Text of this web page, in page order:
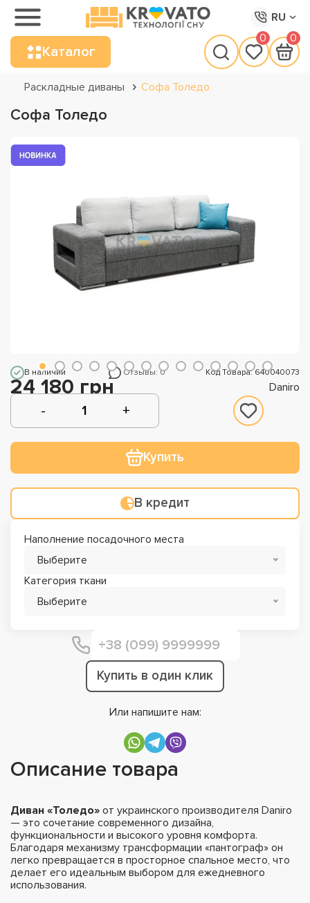
RU
Каталог
0 0
Раскладные диваны Софа Толедо
Софа Толедо
В наличии Отзывы: 0 Код Товара: 640040073
24 180 грн Daniro
Купить
В кредит
Наполнение посадочного места
Выберите
Категория ткани
Выберите
Купить в один клик
Или напишите нам:
Описание товара
Диван «Толедо» от украинского производителя Daniro
— это сочетание современного дизайна,
функциональности и высокого уровня комфорта.
Благодаря механизму трансформации «пантограф» он
легко превращается в просторное спальное место, что
делает его идеальным выбором для ежедневного
использования.